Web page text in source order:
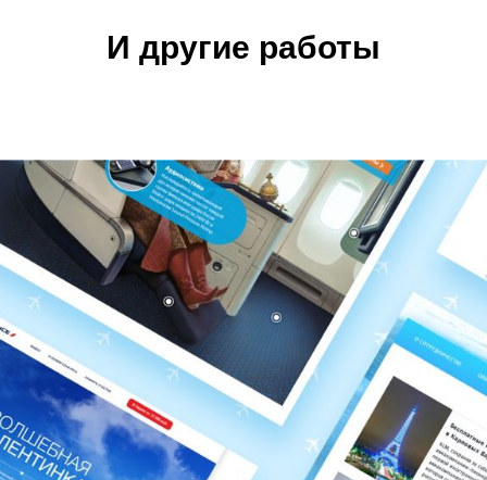
И другие работы